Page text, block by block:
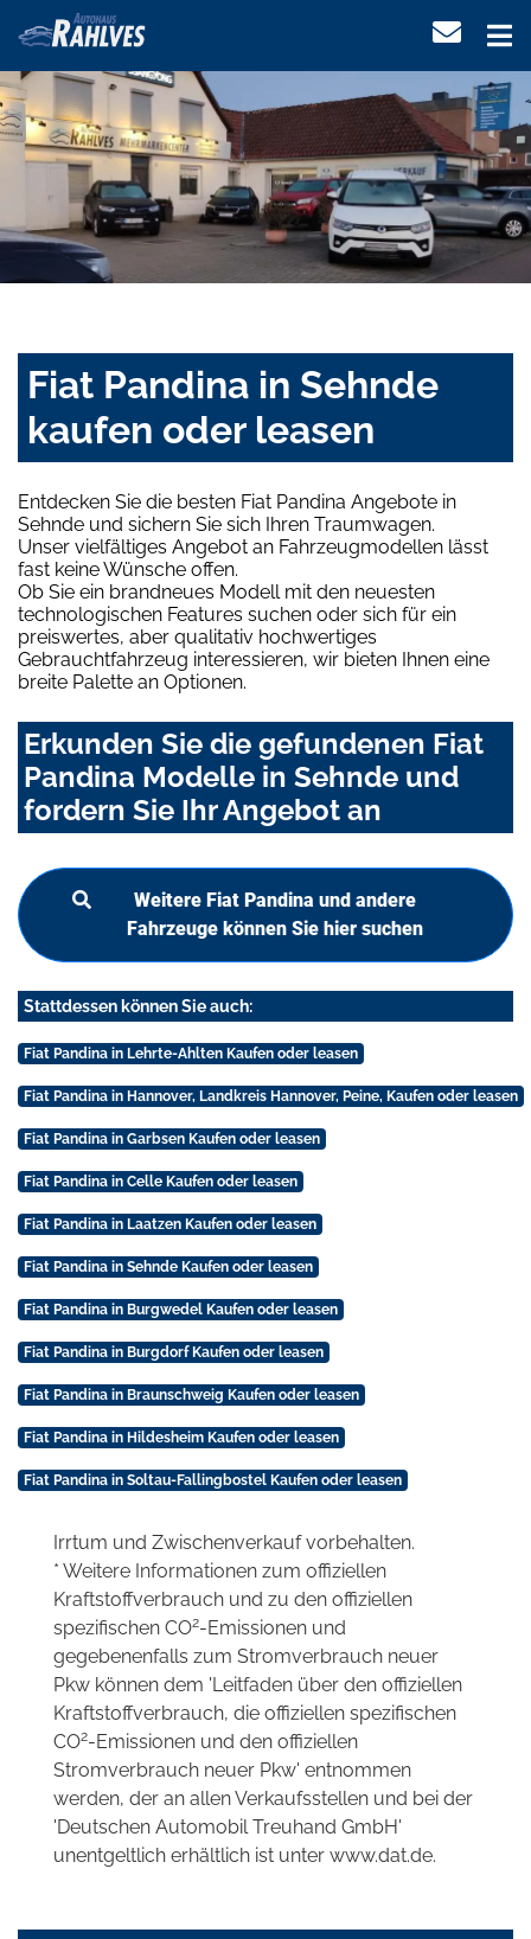
Fiat Pandina in Sehnde
kaufen oder leasen
Entdecken Sie die besten Fiat Pandina Angebote in
Sehnde und sichern Sie sich Ihren Traumwagen.
Unser vielfältiges Angebot an Fahrzeugmodellen lässt
fast keine Wünsche offen.
Ob Sie ein brandneues Modell mit den neuesten
technologischen Features suchen oder sich für ein
preiswertes, aber qualitativ hochwertiges
Gebrauchtfahrzeug interessieren, wir bieten Ihnen eine
breite Palette an Optionen.
Erkunden Sie die gefundenen Fiat
Pandina Modelle in Sehnde und
fordern Sie Ihr Angebot an
Weitere Fiat Pandina und andere
Fahrzeuge können Sie hier suchen
Stattdessen können Sie auch:
Fiat Pandina in Lehrte-Ahlten Kaufen oder leasen
Fiat Pandina in Hannover, Landkreis Hannover, Peine, Kaufen oder leasen
Fiat Pandina in Garbsen Kaufen oder leasen
Fiat Pandina in Celle Kaufen oder leasen
Fiat Pandina in Laatzen Kaufen oder leasen
Fiat Pandina in Sehnde Kaufen oder leasen
Fiat Pandina in Burgwedel Kaufen oder leasen
Fiat Pandina in Burgdorf Kaufen oder leasen
Fiat Pandina in Braunschweig Kaufen oder leasen
Fiat Pandina in Hildesheim Kaufen oder leasen
Fiat Pandina in Soltau-Fallingbostel Kaufen oder leasen
Irrtum und Zwischenverkauf vorbehalten.
* Weitere Informationen zum offiziellen
Kraftstoffverbrauch und zu den offiziellen
spezifischen CO2-Emissionen und
gegebenenfalls zum Stromverbrauch neuer
Pkw können dem 'Leitfaden über den offiziellen
Kraftstoffverbrauch, die offiziellen spezifischen
CO2-Emissionen und den offiziellen
Stromverbrauch neuer Pkw' entnommen
werden, der an allen Verkaufsstellen und bei der
'Deutschen Automobil Treuhand GmbH'
unentgeltlich erhältlich ist unter www.dat.de.